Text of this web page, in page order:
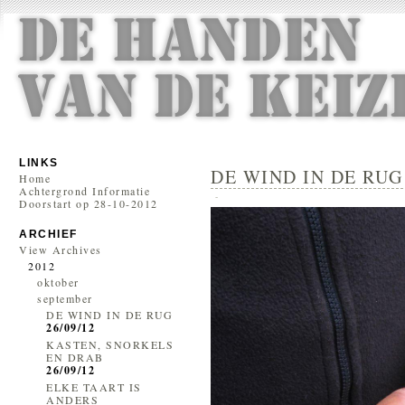
LINKS
Home
Achtergrond Informatie
Doorstart op 28-10-2012
ARCHIEF
View Archives
2012
oktober
september
DE WIND IN DE RUG
26/09/12
KASTEN, SNORKELS
EN DRAB
26/09/12
ELKE TAART IS
ANDERS
DE WIND IN DE
-